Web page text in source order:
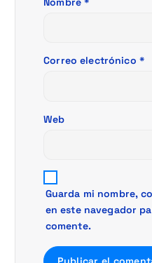
Correo electrónico *
Web
Guarda mi nombre,
en este navegador
comente.